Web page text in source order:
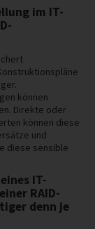
im IT-
können
Direkte oder
können diese
und
diese sensible
IT-
RAID-
denn je